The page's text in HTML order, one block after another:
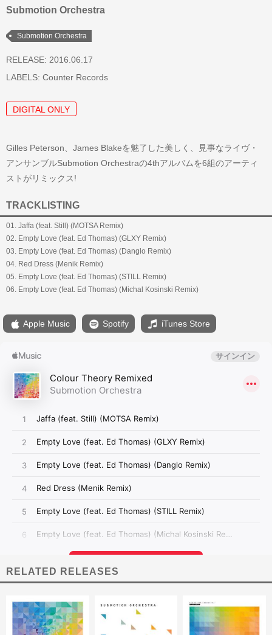
Submotion Orchestra
Submotion Orchestra
RELEASE: 2016.06.17
LABELS: Counter Records
DIGITAL ONLY
Gilles Peterson、James Blakeを魅了した美しく、見事なライヴ・
アンサンブルSubmotion Orchestraの4thアルバムを6組のアーティ
ストがリミックス!
TRACKLISTING
01. Jaffa (feat. Still) (MOTSA Remix)
02. Empty Love (feat. Ed Thomas) (GLXY Remix)
03. Empty Love (feat. Ed Thomas) (Danglo Remix)
04. Red Dress (Menik Remix)
05. Empty Love (feat. Ed Thomas) (STILL Remix)
06. Empty Love (feat. Ed Thomas) (Michal Kosinski Remix)
Apple Music Spotify iTunes Store
RELATED RELEASES